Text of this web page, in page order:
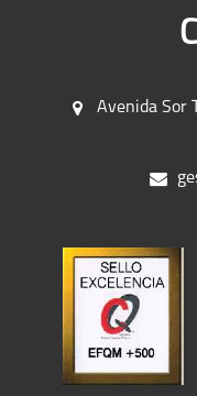
Avenida Sor